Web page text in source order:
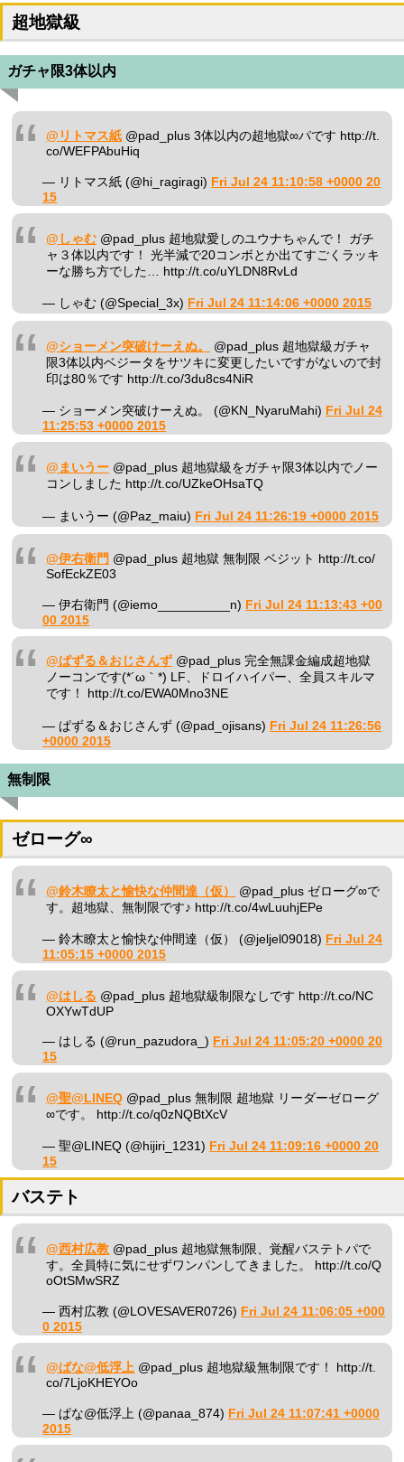
超地獄級
ガチャ限3体以内
@リトマス紙 @pad_plus 3体以内の超地獄∞パです http://t.
co/WEFPAbuHiq
— リトマス紙 (@hi_ragiragi) Fri Jul 24 11:10:58 +0000 20
15
@しゃむ @pad_plus 超地獄愛しのユウナちゃんで！ ガチ
ャ３体以内です！ 光半減で20コンボとか出てすごくラッキ
ーな勝ち方でした… http://t.co/uYLDN8RvLd
— しゃむ (@Special_3x) Fri Jul 24 11:14:06 +0000 2015
@ショーメン突破けーえぬ。
@pad_plus 超地獄級ガチャ
限3体以内ベジータをサツキに変更したいですがないので封
印は80％です http://t.co/3du8cs4NiR
— ショーメン突破けーえぬ。 (@KN_NyaruMahi) Fri Jul 24
11:25:53 +0000 2015
@まいうー @pad_plus 超地獄級をガチャ限3体以内でノー
コンしました http://t.co/UZkeOHsaTQ
— まいうー (@Paz_maiu) Fri Jul 24 11:26:19 +0000 2015
@伊右衛門 @pad_plus 超地獄 無制限 ベジット http://t.co/
SofEckZE03
— 伊右衛門 (@iemo__________n) Fri Jul 24 11:13:43 +00
00 2015
@ぱずる＆おじさんず @pad_plus 完全無課金編成超地獄
ノーコンです(*´ω｀*) LF、ドロイハイパー、全員スキルマ
です！ http://t.co/EWA0Mno3NE
— ぱずる＆おじさんず (@pad_ojisans) Fri Jul 24 11:26:56
+0000 2015
無制限
ゼローグ∞
@鈴木瞭太と愉快な仲間達（仮）
@pad_plus ゼローグ∞で
す。超地獄、無制限です♪ http://t.co/4wLuuhjEPe
— 鈴木瞭太と愉快な仲間達（仮） (@jeljel09018) Fri Jul 24
11:05:15 +0000 2015
@はしる @pad_plus 超地獄級制限なしです http://t.co/NC
OXYwTdUP
— はしる (@run_pazudora_) Fri Jul 24 11:05:20 +0000 20
15
@聖@LINEQ @pad_plus 無制限 超地獄 リーダーゼローグ
∞です。 http://t.co/q0zNQBtXcV
— 聖@LINEQ (@hijiri_1231) Fri Jul 24 11:09:16 +0000 20
15
バステト
@西村広教 @pad_plus 超地獄無制限、覚醒バステトパで
す。全員特に気にせずワンパンしてきました。 http://t.co/Q
oOtSMwSRZ
— 西村広教 (@LOVESAVER0726) Fri Jul 24 11:06:05 +000
0 2015
@ぱな@低浮上 @pad_plus 超地獄級無制限です！ http://t.
co/7LjoKHEYOo
— ぱな@低浮上 (@panaa_874) Fri Jul 24 11:07:41 +0000
2015